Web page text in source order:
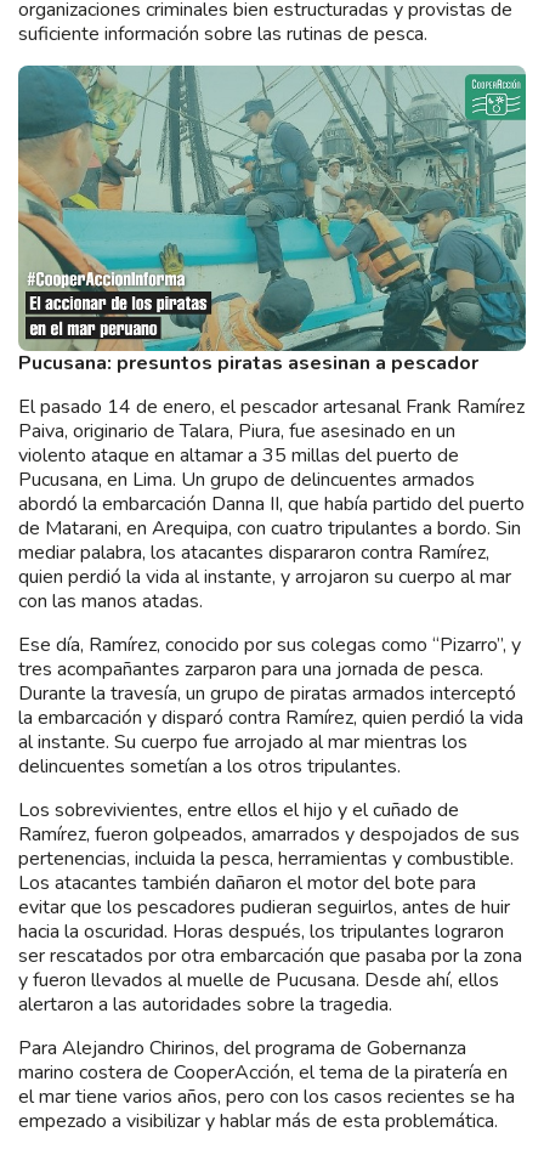
organizaciones criminales bien estructuradas y provistas de
suficiente información sobre las rutinas de pesca.
Pucusana: presuntos piratas asesinan a pescador
El pasado 14 de enero, el pescador artesanal Frank Ramírez
Paiva, originario de Talara, Piura, fue asesinado en un
violento ataque en altamar a 35 millas del puerto de
Pucusana, en Lima. Un grupo de delincuentes armados
abordó la embarcación Danna II, que había partido del puerto
de Matarani, en Arequipa, con cuatro tripulantes a bordo. Sin
mediar palabra, los atacantes dispararon contra Ramírez,
quien perdió la vida al instante, y arrojaron su cuerpo al mar
con las manos atadas.
Ese día, Ramírez, conocido por sus colegas como “Pizarro”, y
tres acompañantes zarparon para una jornada de pesca.
Durante la travesía, un grupo de piratas armados interceptó
la embarcación y disparó contra Ramírez, quien perdió la vida
al instante. Su cuerpo fue arrojado al mar mientras los
delincuentes sometían a los otros tripulantes.
Los sobrevivientes, entre ellos el hijo y el cuñado de
Ramírez, fueron golpeados, amarrados y despojados de sus
pertenencias, incluida la pesca, herramientas y combustible.
Los atacantes también dañaron el motor del bote para
evitar que los pescadores pudieran seguirlos, antes de huir
hacia la oscuridad. Horas después, los tripulantes lograron
ser rescatados por otra embarcación que pasaba por la zona
y fueron llevados al muelle de Pucusana. Desde ahí, ellos
alertaron a las autoridades sobre la tragedia.
Para Alejandro Chirinos, del programa de Gobernanza
marino costera de CooperAcción, el tema de la piratería en
el mar tiene varios años, pero con los casos recientes se ha
empezado a visibilizar y hablar más de esta problemática.